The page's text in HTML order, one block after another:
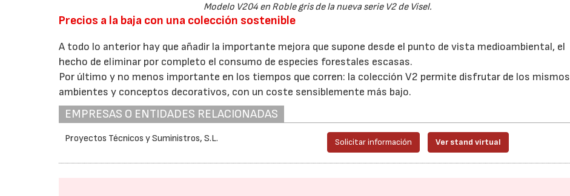
Modelo V204 en Roble gris de la nueva serie V2 de Visel.
Precios a la baja con una colección sostenible
A todo lo anterior hay que añadir la importante mejora que supone desde el punto de vista medioambiental, el
hecho de eliminar por completo el consumo de especies forestales escasas.
Por último y no menos importante en los tiempos que corren: la colección V2 permite disfrutar de los mismos
ambientes y conceptos decorativos, con un coste sensiblemente más bajo.
EMPRESAS O ENTIDADES RELACIONADAS
Proyectos Técnicos y Suministros, S.L. Solicitar información Ver stand virtual
28/07/2026 30/07/2026